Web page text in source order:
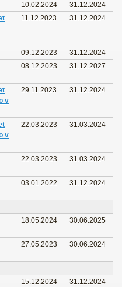
10.02.2024
31.12.2024
11.12.2023 31.12.2024
09.12.2023
31.12.2024
08.12.2023 31.12.2027
v
29.11.2023 31.12.2024
v
22.03.2023 31.03.2024
22.03.2023 31.03.2024
03.01.2022 31.12.2024
18.05.2024 30.06.2025
27.05.2023 30.06.2024
15.12.2024
31.12.2024